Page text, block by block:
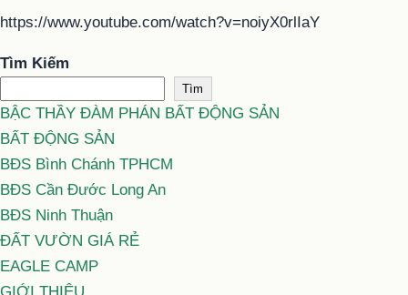
https://www.youtube.com/watch?v=noiyX0rlIaY
Tìm Kiếm
Tìm
BẬC THẦY ĐÀM PHÁN BẤT ĐỘNG SẢN
BẤT ĐỘNG SẢN
BĐS Bình Chánh TPHCM
BĐS Cần Đước Long An
BĐS Ninh Thuận
ĐẤT VƯỜN GIÁ RẺ
EAGLE CAMP
GIỚI THIỆU